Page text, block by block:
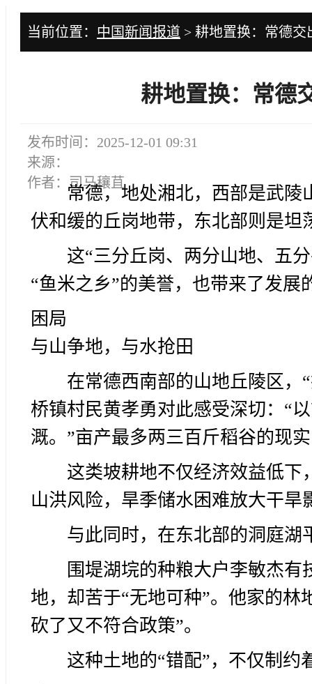
当前位置： 中国新闻报道 > 耕地置换：常德交
耕地置换：常德
发布时间：2025-12-01 09:31
来源：
作者：司马穰苴
常德，地处湘北，西部是武
伏和缓的丘岗地带，东北部则是坦
这“三分丘岗、两分山地、五
“鱼米之乡”的美誉，也带来了发展
困局
与山争地，与水抢田
在常德西南部的山地丘陵区，
桥镇村民黄孝勇对此感受深切：“
溉。”亩产最多两三百斤稻谷的现
这类坡耕地不仅经济效益低
山洪风险，旱季储水困难放大干旱
与此同时，在东北部的洞庭湖
围堤湖垸的种粮大户李敏杰
地，却苦于“无地可种”。他家的
砍了又不符合政策”。
这种土地的“错配”，不仅制